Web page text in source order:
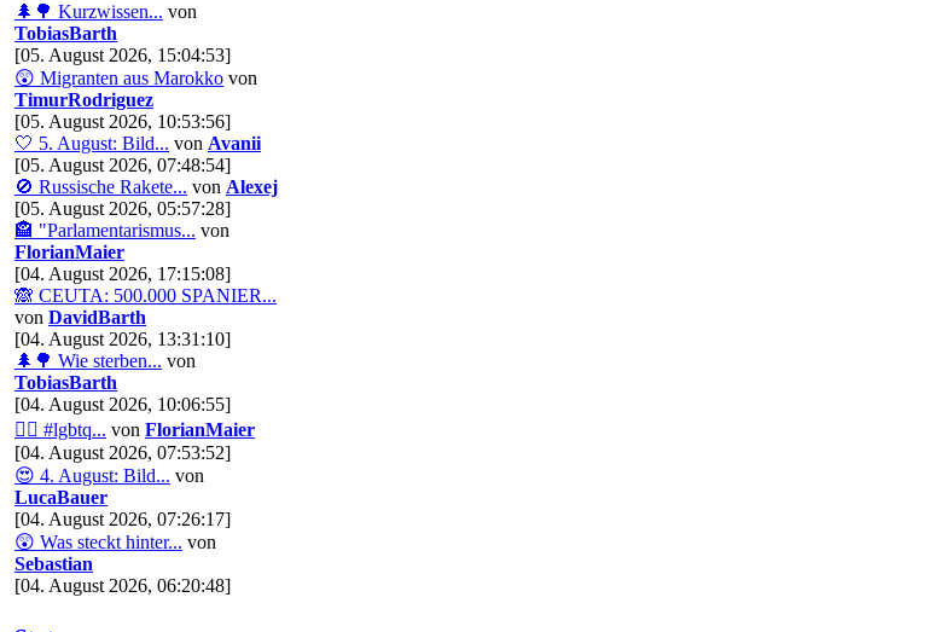
🌲🌳 Kurzwissen... von
TobiasBarth
[05. August 2026, 15:04:53]
😲 Migranten aus Marokko von
TimurRodriguez
[05. August 2026, 10:53:56]
🤍 5. August: Bild... von Avanii
[05. August 2026, 07:48:54]
🚫 Russische Rakete... von Alexej
[05. August 2026, 05:57:28]
🏤 "Parlamentarismus... von
FlorianMaier
[04. August 2026, 17:15:08]
🙈 CEUTA: 500.000 SPANIER...
von DavidBarth
[04. August 2026, 13:31:10]
🌲🌳 Wie sterben... von
TobiasBarth
[04. August 2026, 10:06:55]
🏳️‍🌈 #lgbtq... von FlorianMaier
[04. August 2026, 07:53:52]
😍 4. August: Bild... von
LucaBauer
[04. August 2026, 07:26:17]
😲 Was steckt hinter... von
Sebastian
[04. August 2026, 06:20:48]